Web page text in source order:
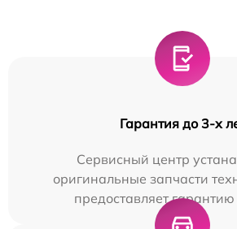
Гарантия до 3-х
Сервисный центр
оригинальные запчасти
предоставляет гарантию